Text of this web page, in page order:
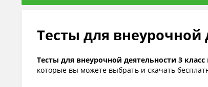
Тесты для внеурочной
Тесты для внеурочной деятельности 3 класс
которые вы можете выбрать и скачать